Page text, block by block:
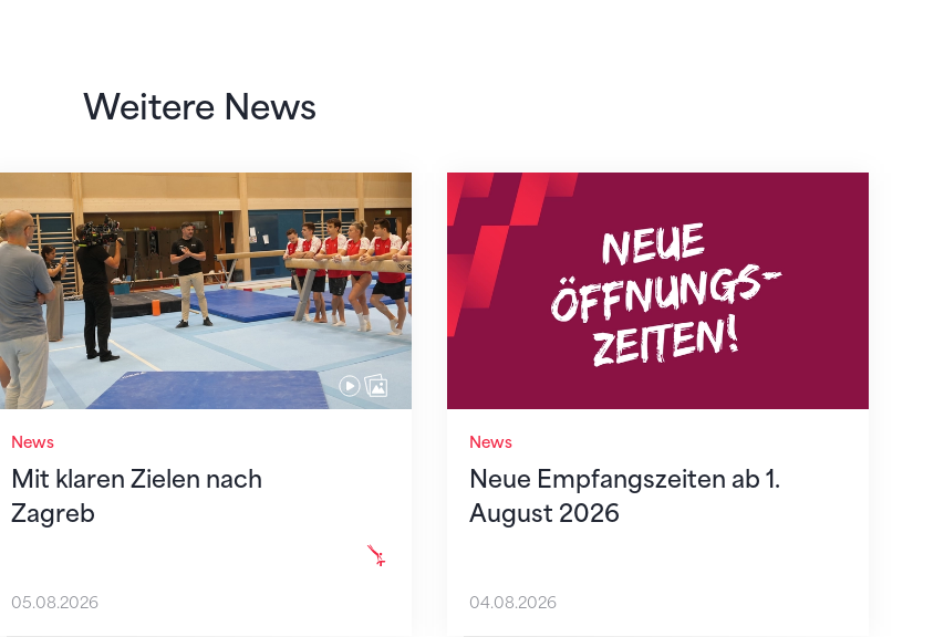
Weitere News
News
Mit klaren Zielen nach
Zagreb
Mit klaren Zielen nach Zagreb
05.08.2026
News
Neue Empfangszeiten ab 1.
August 2026
Neue Empfangszeiten ab 1. August 2026
04.08.2026